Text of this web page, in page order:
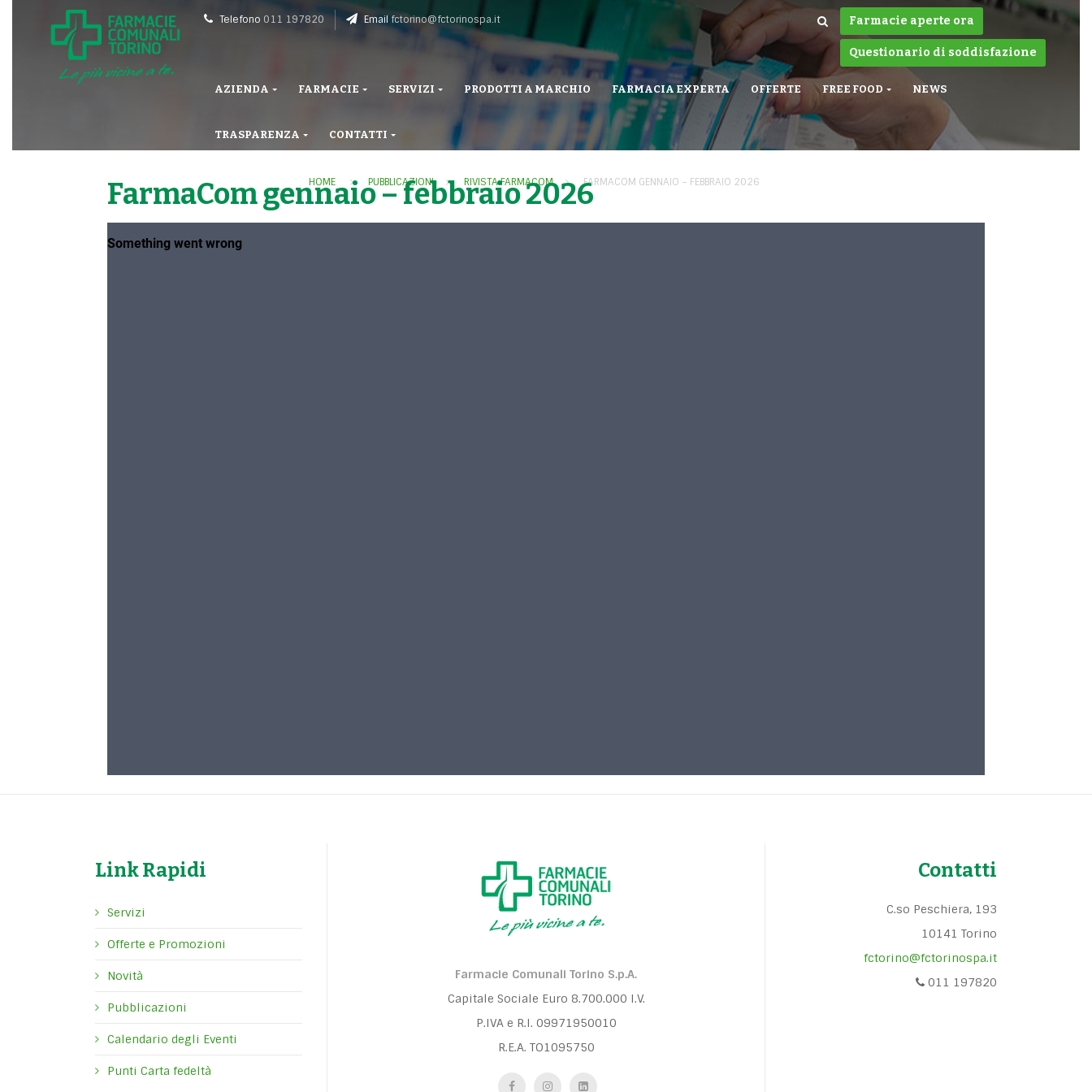
Farmacie aperte ora
Questionario di soddisfazione
Telefono 011 197820 Email fctorino@fctorinospa.it
AZIENDA FARMACIE SERVIZI PRODOTTI A MARCHIO FARMACIA EXPERTA OFFERTE FREE FOOD NEWS
TRASPARENZA CONTATTI
HOME PUBBLICAZIONI RIVISTA FARMACOM FARMACOM GENNAIO – FEBBRAIO 2026
FarmaCom gennaio – febbraio 2026
Link Rapidi
Servizi
Offerte e Promozioni
Novità
Pubblicazioni
Calendario degli Eventi
Punti Carta fedeltà
Farmacie Comunali Torino S.p.A.
Capitale Sociale Euro 8.700.000 I.V.
P.IVA e R.I. 09971950010
R.E.A. TO1095750
Contatti
C.so Peschiera, 193
10141 Torino
fctorino@fctorinospa.it
011 197820